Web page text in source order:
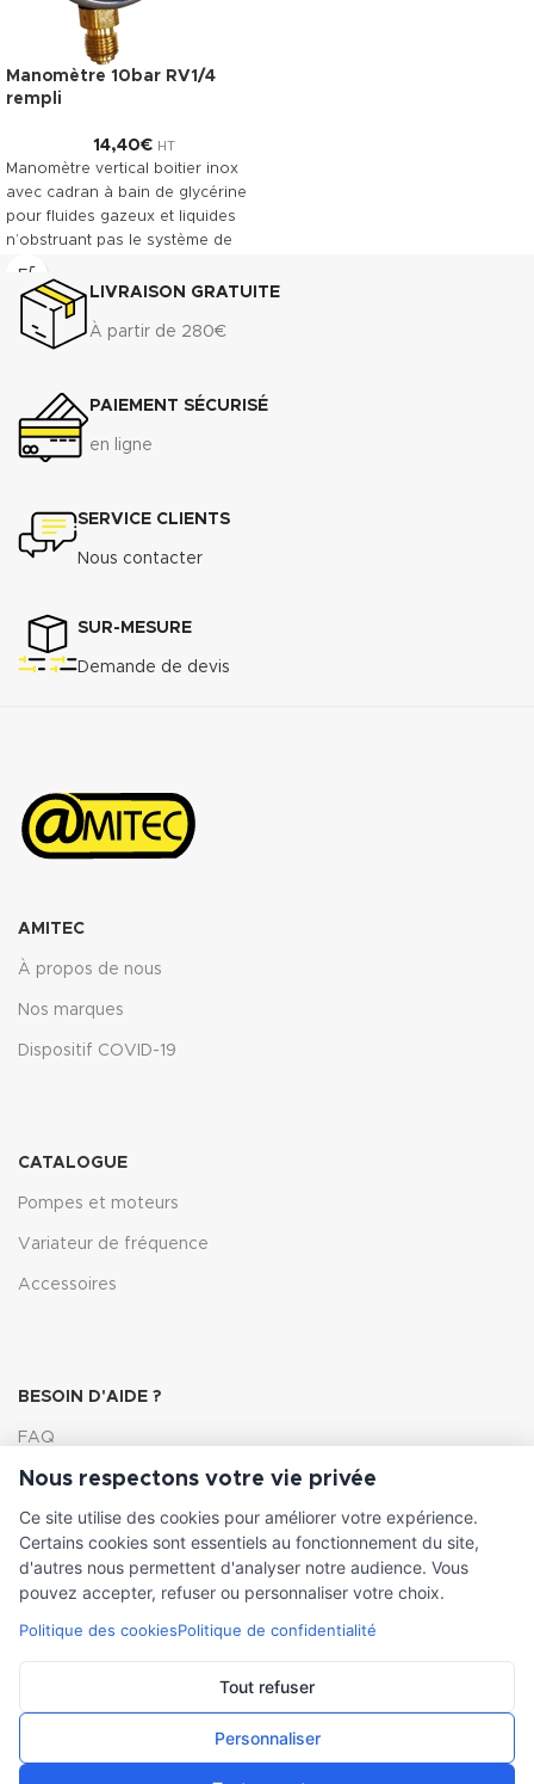
Manomètre 10bar RV1/4
rempli
14,40€ HT
Manomètre vertical boitier inox
avec cadran à bain de glycérine
pour fluides gazeux et liquides
n’obstruant pas le système de
mesure ou n’attaquant pas les
alliages de cuivre, hydraulique,
compresseurs et construction
navale. Vitre polycarbonate.
graduation bar/psi.
Télécharger la documentation
commerciale (.pdf)
LIVRAISON GRATUITE
À partir de 280€
PAIEMENT SÉCURISÉ
en ligne
SERVICE CLIENTS
Nous contacter
SUR-MESURE
Demande de devis
AMITEC
À propos de nous
Nos marques
Dispositif COVID-19
CATALOGUE
Pompes et moteurs
Variateur de fréquence
Accessoires
BESOIN D'AIDE ?
FAQ
Lexique
Comment choisir ma pompe
INFORMATIONS LÉGALES
Mentions légales
Nous respectons votre vie privée
Ce site utilise des cookies pour améliorer votre expérience.
Certains cookies sont essentiels au fonctionnement du site,
d'autres nous permettent d'analyser notre audience. Vous
pouvez accepter, refuser ou personnaliser votre choix.
Politique des cookiesPolitique de confidentialité
Tout refuser
Personnaliser